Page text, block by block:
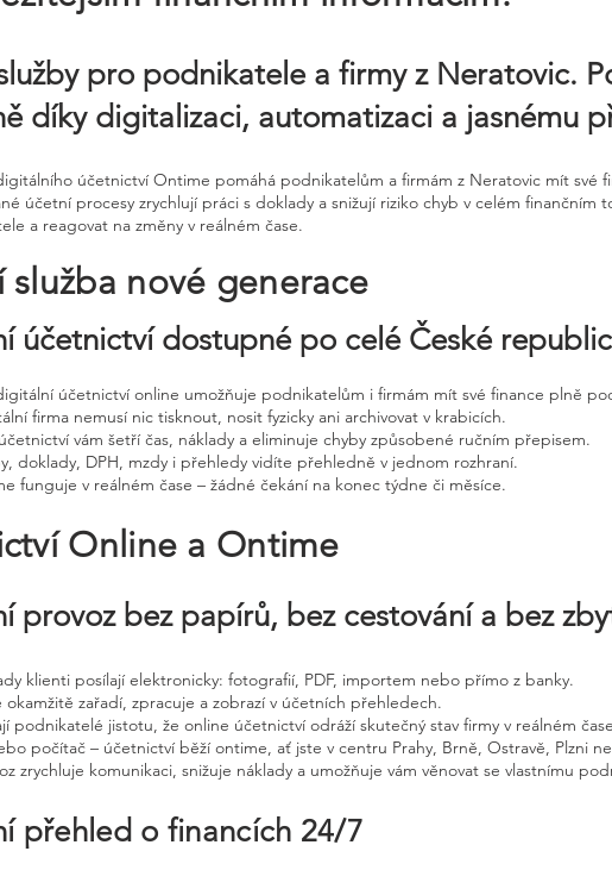
pro podnikatele a firmy z Neratovic.
díky digitalizaci, automatizaci a jasnému
účetnictví Ontime pomáhá podnikatelům a firmám z Neratovic mít své
účetní procesy zrychlují práci s doklady a snižují riziko chyb v celém
a reagovat na změny v reálném čase.
služba nové generace
účetnictví dostupné po celé České
účetnictví online umožňuje podnikatelům i firmám mít své finance plně
firma nemusí nic tisknout, nosit fyzicky ani archivovat v krabicích.
vám šetří čas, náklady a eliminuje chyby způsobené ručním přepisem.
doklady, DPH, mzdy i přehledy vidíte přehledně v jednom rozhraní.
funguje v reálném čase – žádné čekání na konec týdne či měsíce.
Online a Ontime
provoz bez papírů, bez cestování a bez
klienti posílají elektronicky: fotografií, PDF, importem nebo přímo z banky.
okamžitě zařadí, zpracuje a zobrazí v účetních přehledech.
podnikatelé jistotu, že online účetnictví odráží skutečný stav firmy v reálném
počítač – účetnictví běží ontime, ať jste v centru Prahy, Brně, Ostravě, Plzni
zrychluje komunikaci, snižuje náklady a umožňuje vám věnovat se vlastnímu
přehled o financích 24/7